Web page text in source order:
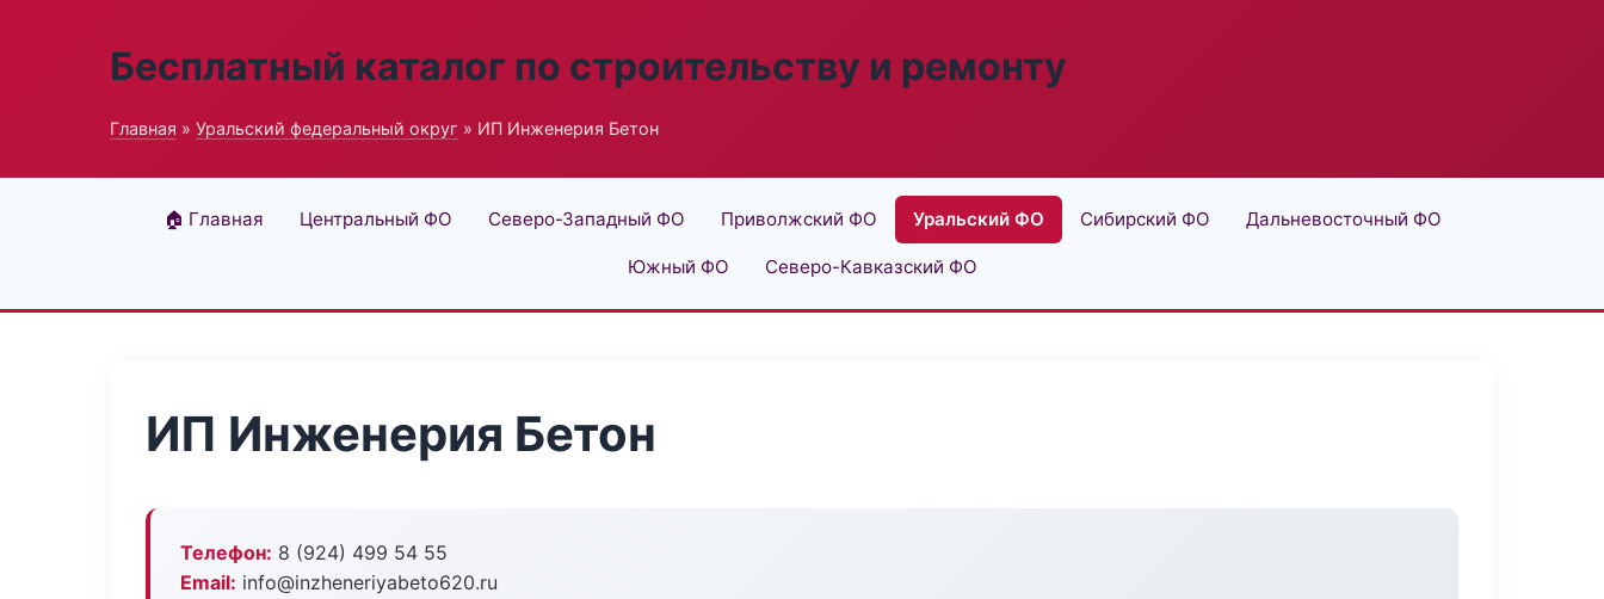
Бесплатный каталог по строительству и ремонту
Главная » Уральский федеральный округ » ИП Инженерия Бетон
🏠 Главная Центральный ФО Северо-Западный ФО Приволжский ФО Уральский ФО Сибирский ФО Дальневосточный ФО
Южный ФО Северо-Кавказский ФО
ИП Инженерия Бетон
Телефон: 8 (924) 499 54 55
Email: info@inzheneriyabeto620.ru